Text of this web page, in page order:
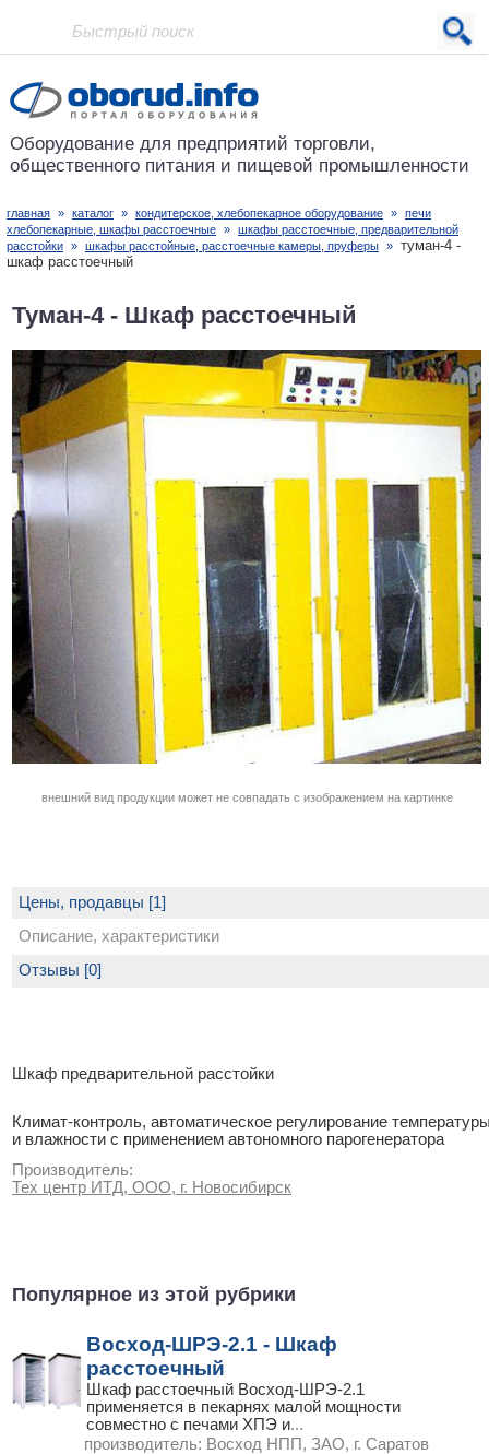
Проект основан в 2001 году
Оборудование для предприятий торговли,
общественного питания и пищевой промышленности
главная » каталог » кондитерское, хлебопекарное оборудование » печи
хлебопекарные, шкафы расстоечные » шкафы расстоечные, предварительной
расстойки » шкафы расстойные, расстоечные камеры, пруферы » туман-4 -
шкаф расстоечный
Туман-4 - Шкаф расстоечный
внешний вид продукции может не совпадать с изображением на картинке
Цены, продавцы [1]
Описание, характеристики
Шкаф предварительной расстойки
Климат-контроль, автоматическое регулирование
и влажности с применением автономного парогенератора
Производитель:
Тех центр ИТД, ООО, г. Новосибирск
Отзывы [0]
Популярное из этой рубрики
Восход-ШРЭ-2.1 - Шкаф
расстоечный
Шкаф расстоечный Восход-ШРЭ-2.1
применяется в пекарнях малой мощности
совместно с печами ХПЭ и...
производитель: Восход НПП, ЗАО, г. Саратов